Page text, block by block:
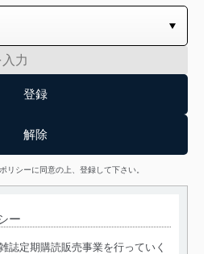
リシーに同意の上、登録して下さい。
ー
誌定期購読販売事業を行っていく